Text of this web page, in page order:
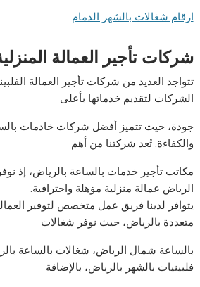
ارقام شغالات بالشهر الدمام
شركات تأجير العمالة
تتواجد العديد من شركات تأجير العمالة
الشركات لتقديم خدماتها بأعلى
جودة، حيث تتميز أفضل شركات خادمات
والكفاءة. تُعد شركتنا من أهم
مكاتب تأجير خدمات بالساعة بالرياض، إذ
الرياض عمالة منزلية مؤهلة واحترافية.
يتوافر لدينا فريق عمل متخصص لتوفير
متعددة بالرياض، حيث نوفر شغالات
بالساعة شمال الرياض، شغالات بالساعة
فلبينيات بالشهر بالرياض، بالإضافة